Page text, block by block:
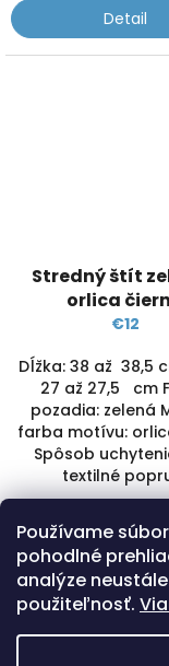
Používame
pohodlné
analýze
použiteľnosť.
Detail
Stredný štít
orlica
€12
Dĺžka: 38 až 38,5
27 až 27,5 cm
pozadia: zelená
farba motívu:
Spôsob
textilné
Detail